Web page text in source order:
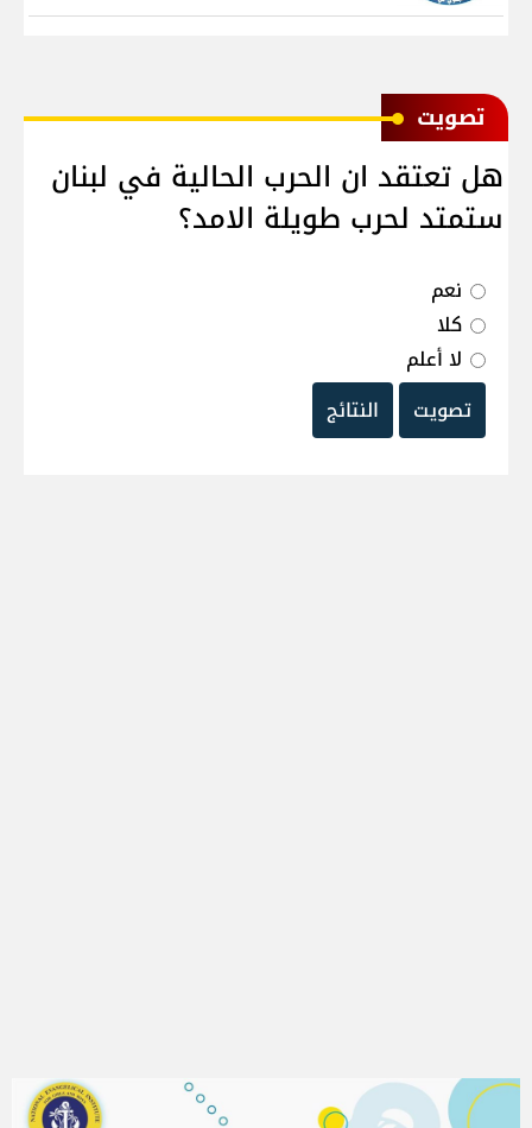
ﺗﺼﻮﻳﺖ
هل تعتقد ان الحرب الحالية في لبنان
ستمتد لحرب طويلة الامد؟
نعم
كلا
لا أعلم
تصويت
النتائج